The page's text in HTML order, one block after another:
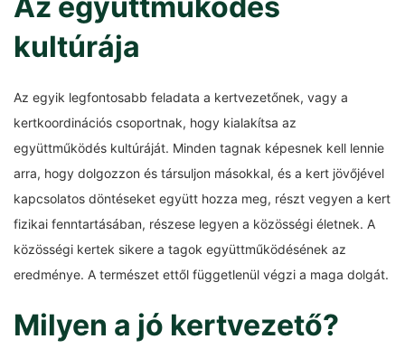
Az együttműködés
kultúrája
Az egyik legfontosabb feladata a kertvezetőnek, vagy a
kertkoordinációs csoportnak, hogy kialakítsa az
együttműködés kultúráját. Minden tagnak képesnek kell lennie
arra, hogy dolgozzon és társuljon másokkal, és a kert jövőjével
kapcsolatos döntéseket együtt hozza meg, részt vegyen a kert
fizikai fenntartásában, részese legyen a közösségi életnek. A
közösségi kertek sikere a tagok együttműködésének az
eredménye. A természet ettől függetlenül végzi a maga dolgát.
Milyen a jó kertvezető?